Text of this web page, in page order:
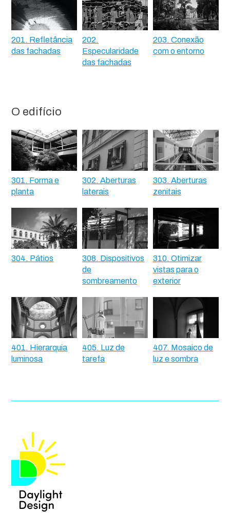
201. Refletância
das fachadas
202.
Especularidade
das fachadas
203. Conexão
com o entorno
O edifício
301. Forma e
planta
302. Aberturas
laterais
303. Aberturas
zenitais
304. Pátios
308. Dispositivos
de
sombreamento
310. Otimizar
vistas para o
exterior
401. Hierarquia
luminosa
405. Luz de
tarefa
407. Mosaico de
luz e sombra